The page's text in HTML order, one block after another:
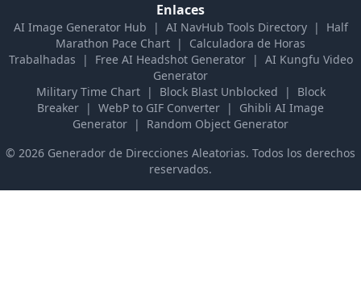
Enlaces
AI Image Generator Hub | AI NavHub Tools Directory |
Half
Marathon Pace Chart |
Calculadora de Horas
Trabalhadas
| Free AI Headshot Generator | AI Kungfu Video
Generator
Military Time Chart
| Block Blast Unblocked |
Block
Breaker | WebP to GIF Converter |
Ghibli AI Image
Generator |
Random Object Generator
© 2026 Generador de Direcciones Aleatorias. Todos los derechos
reservados.